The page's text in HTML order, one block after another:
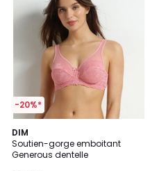
-20%*
DIM
Soutien-gorge emboitant
Generous dentelle
4,5
/ 5
10
Couleurs